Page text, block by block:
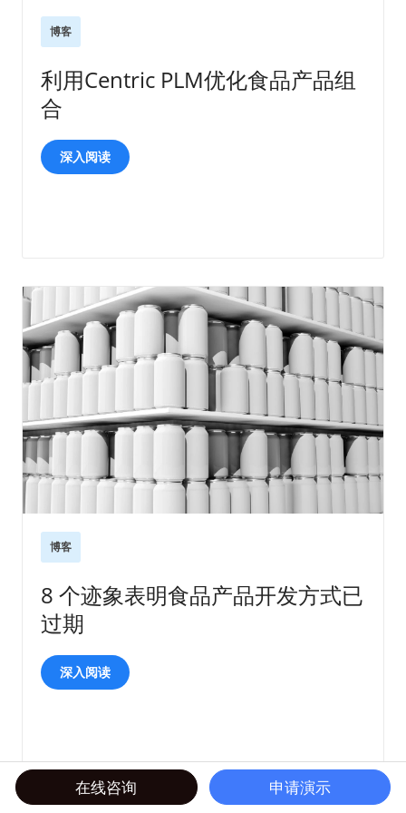
博客
利用Centric PLM优化食品产品组
合
深入阅读
博客
8 个迹象表明食品产品开发方式已
过期
深入阅读
在线咨询 申请演示